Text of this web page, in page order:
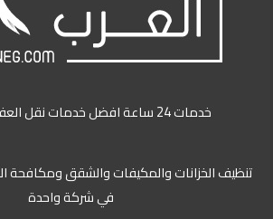
خدمات 24 ساعة افضل خدمات نقل العفش والتنظيف
تنظيف الخزانات والمكيفات والشقق
في شركة واحدة